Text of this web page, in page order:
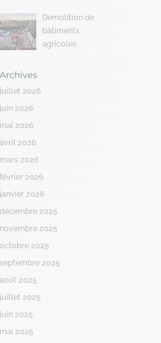
Démolition de
bâtiments
agricoles
Archives
juillet 2026
juin 2026
mai 2026
avril 2026
mars 2026
février 2026
janvier 2026
décembre 2025
novembre 2025
octobre 2025
septembre 2025
août 2025
juillet 2025
juin 2025
mai 2025